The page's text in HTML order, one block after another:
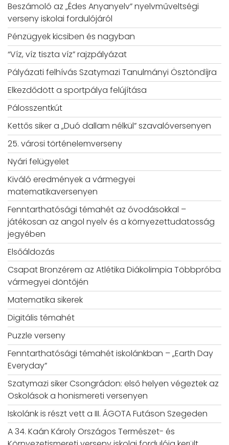
Beszámoló az „Édes Anyanyelv” nyelvműveltségi
verseny iskolai fordulójáról
Pénzügyek kicsiben és nagyban
“Víz, víz tiszta víz” rajzpályázat
Pályázati felhívás Szatymazi Tanulmányi Ösztöndíjra
Elkezdődött a sportpálya felújítása
Pálosszentkút
Kettős siker a „Duó dallam nélkül” szavalóversenyen
25. városi történelemverseny
Nyári felügyelet
Kiváló eredmények a vármegyei
matematikaversenyen
Fenntarthatósági témahét az óvodásokkal –
játékosan az angol nyelv és a környezettudatosság
jegyében
Elsőáldozás
Csapat Bronzérem az Atlétika Diákolimpia Többpróba
vármegyei döntőjén
Matematika sikerek
Digitális témahét
Puzzle verseny
Fenntarthatósági témahét iskolánkban – „Earth Day
Everyday”
Szatymazi siker Csongrádon: első helyen végeztek az
Oskolások a honismereti versenyen
Iskolánk is részt vett a III. ÁGOTA Futáson Szegeden
A 34. Kaán Károly Országos Természet- és